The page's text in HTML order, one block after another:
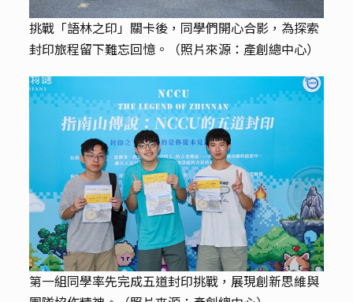
挑戰「語林之印」關卡後，同學們開心合影，為探索
封印旅程留下難忘回憶。（照片來源：產創總中心）
第一組同學率先完成五道封印挑戰，展現創新思維與